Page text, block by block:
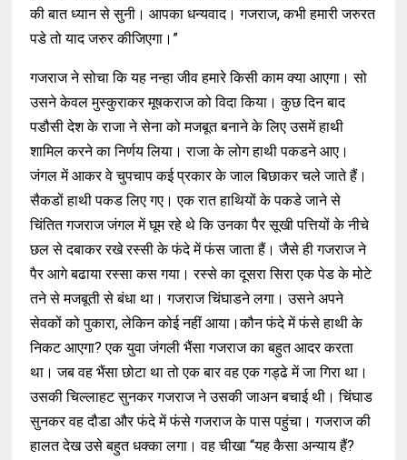
की बात ध्यान से सुनी। आपका धन्यवाद। गजराज, कभी हमारी जरुरत
पडे तो याद जरुर कीजिएगा।”
गजराज ने सोचा कि यह नन्हा जीव हमारे किसी काम क्या आएगा। सो
उसने केवल मुस्कुराकर मूषकराज को विदा किया। कुछ दिन बाद
पडौसी देश के राजा ने सेना को मजबूत बनाने के लिए उसमें हाथी
शामिल करने का निर्णय लिया। राजा के लोग हाथी पकडने आए।
जंगल में आकर वे चुपचाप कई प्रकार के जाल बिछाकर चले जाते हैं।
सैकडों हाथी पकड लिए गए। एक रात हाथियों के पकडे जाने से
चिंतित गजराज जंगल में घूम रहे थे कि उनका पैर सूखी पत्तियों के नीचे
छल से दबाकर रखे रस्सी के फंदे में फंस जाता हैं। जैसे ही गजराज ने
पैर आगे बढाया रस्सा कस गया। रस्से का दूसरा सिरा एक पेड के मोटे
तने से मजबूती से बंधा था। गजराज चिंघाडने लगा। उसने अपने
सेवकों को पुकारा, लेकिन कोई नहीं आया।कौन फंदे में फंसे हाथी के
निकट आएगा? एक युवा जंगली भैंसा गजराज का बहुत आदर करता
था। जब वह भैंसा छोटा था तो एक बार वह एक गड्ढे में जा गिरा था।
उसकी चिल्लाहट सुनकर गजराज ने उसकी जाअन बचाई थी। चिंघाड
सुनकर वह दौडा और फंदे में फंसे गजराज के पास पहुंचा। गजराज की
हालत देख उसे बहुत धक्का लगा। वह चीखा “यह कैसा अन्याय हैं?